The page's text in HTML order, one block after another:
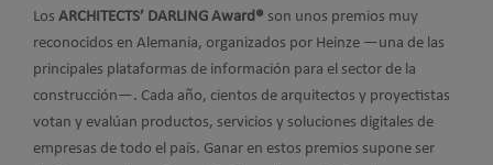
Los ARCHITECTS’ DARLING Award® son unos premios muy
reconocidos en Alemania, organizados por Heinze —una de las
principales plataformas de información para el sector de la
construcción—. Cada año, cientos de arquitectos y proyectistas
votan y evalúan productos, servicios y soluciones digitales de
empresas de todo el país. Ganar en estos premios supone ser